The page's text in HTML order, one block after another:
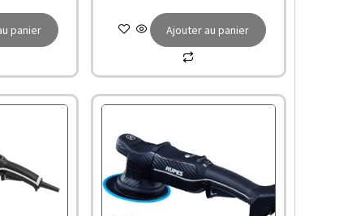
panier Ajouter au panier